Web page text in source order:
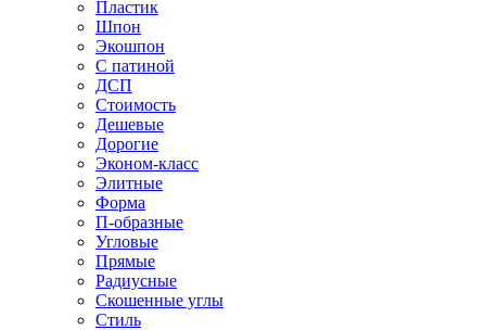
Пластик
Шпон
Экошпон
С патиной
ДСП
Стоимость
Дешевые
Дорогие
Эконом-класс
Элитные
Форма
П-образные
Угловые
Прямые
Радиусные
Скошенные углы
Стиль